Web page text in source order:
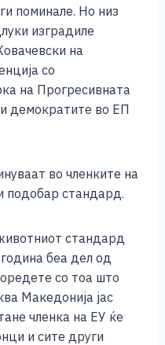
поминале. Но низ
изградиле
на
со
на Прогресивната
и демократите во ЕП
во членките на
подобар стандард.
стандард
беа дел од
со тоа што
Македонија јас
членка на ЕУ ќе
и сите други